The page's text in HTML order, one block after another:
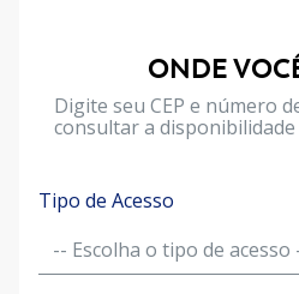
ONDE
Digite seu CEP e número
consultar a
Tipo de Acesso